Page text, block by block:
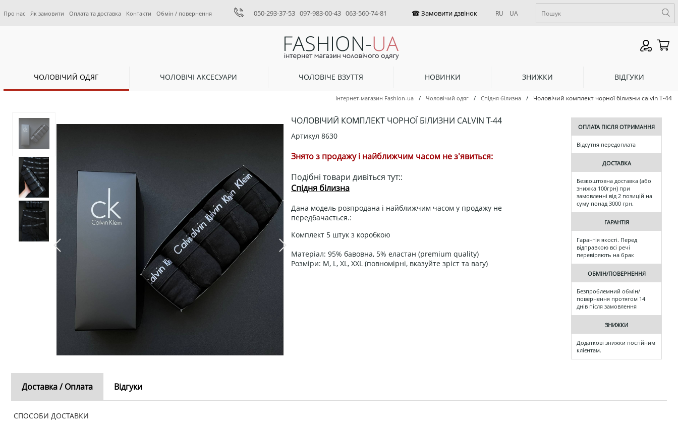
Про нас Як замовити Оплата та доставка Контакти Обмін / повернення 050-293-37-53 097-983-00-43 063-560-74-81 RU UA
ЧОЛОВІЧИЙ ОДЯГ ЧОЛОВІЧІ АКСЕСУАРИ ЧОЛОВІЧЕ ВЗУТТЯ НОВИНКИ ЗНИЖКИ ВІДГУКИ
Інтернет-магазин Fashion-ua / Чоловічий одяг / Спідня білизна / Чоловічий комплект чорної білизни calvin Т-44
ЧОЛОВІЧИЙ КОМПЛЕКТ ЧОРНОЇ БІЛИЗНИ CALVIN Т-44
Артикул 8630
Знято з продажу і найближчим часом не з'явиться:
Подібні товари дивіться тут::
Спідня білизна
Дана модель розпродана і найближчим часом у продажу не
передбачається.:
Комплект 5 штук з коробкою
Матеріал: 95% бавовна, 5% еластан (premium quality)
Розміри: М, L, XL, XXL (повномірні, вказуйте зріст та вагу)
ОПЛАТА ПІСЛЯ ОТРИМАННЯ
Відсутня передоплата
ДОСТАВКА
Безкоштовна доставка (або
знижка 100грн) при
замовленні від 2 позицій на
суму понад 3000 грн.
ГАРАНТІЯ
Гарантія якості. Перед
відправкою всі речі
перевіряють на брак
ОБМІН/ПОВЕРНЕННЯ
Безпроблемний обмін/
повернення протягом 14
днів після замовлення
ЗНИЖКИ
Додаткові знижки постійним
клієнтам.
Доставка / Оплата Відгуки
СПОСОБИ ДОСТАВКИ